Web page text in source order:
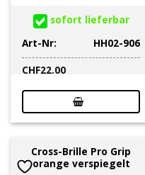
sofort lieferbar
Art-Nr:
HH02-906
CHF22.00
Cross-Brille Pro Grip
orange verspiegelt